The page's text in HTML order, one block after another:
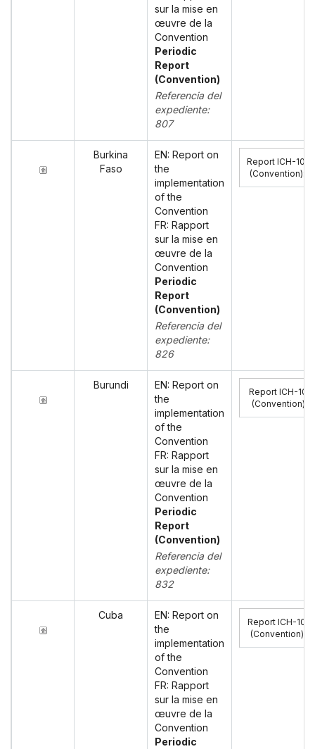
sur la mise en
œuvre de la
Convention
Periodic
Report
(Convention)
Referencia del
expediente:
807
Burkina
Faso
EN: Report on
the
implementation
of the
Convention
FR: Rapport
sur la mise en
œuvre de la
Convention
Periodic
Report
(Convention)
Referencia del
expediente:
826
Report ICH-10
(Convention)
Burundi
EN: Report on
the
implementation
of the
Convention
FR: Rapport
sur la mise en
œuvre de la
Convention
Periodic
Report
(Convention)
Referencia del
expediente:
832
Report ICH-10
(Convention)
Cuba
EN: Report on
the
implementation
of the
Convention
FR: Rapport
sur la mise en
œuvre de la
Convention
Periodic
Report ICH-10
(Convention)